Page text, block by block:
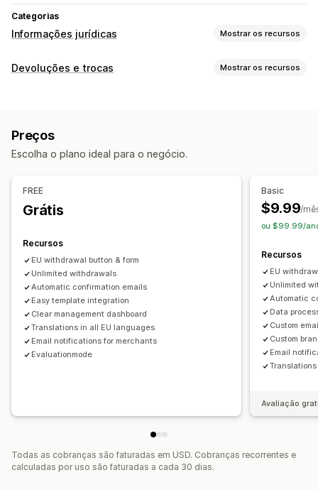
Categorias
Informações jurídicas Mostrar os recursos
Conformidade
Personalização
Caixas de seleção
Pop-ups
Cor e fonte
Texto personalizado
Devoluções e trocas Mostrar os recursos
Gestão de devoluções
Branding personalizado
Análises
Preços
Escolha o plano ideal para o negócio.
FREE
Grátis
Recursos
EU withdrawal button & form
Unlimited withdrawals
Automatic confirmation emails
Easy template integration
Clear management dashboard
Translations in all EU languages
Email notifications for merchants
Evaluationmode
Basic
$9.99/
ou $99.99/
Recursos
EU
Unlimited
Automatic
Data
Custom
Custom
Email
Avaliação
Todas as cobranças são faturadas em USD. Cobranças recorrentes e
calculadas por uso são faturadas a cada 30 dias.